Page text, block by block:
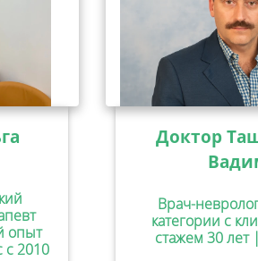
опыт
с 2010
Доктор
Врач-
категории с
стажем 30 лет